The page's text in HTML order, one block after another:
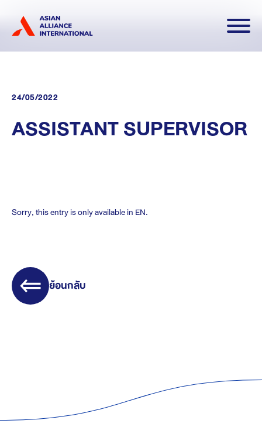
24/05/2022
ASSISTANT SUPERVISOR
Sorry, this entry is only available in EN.
ย้อนกลับ